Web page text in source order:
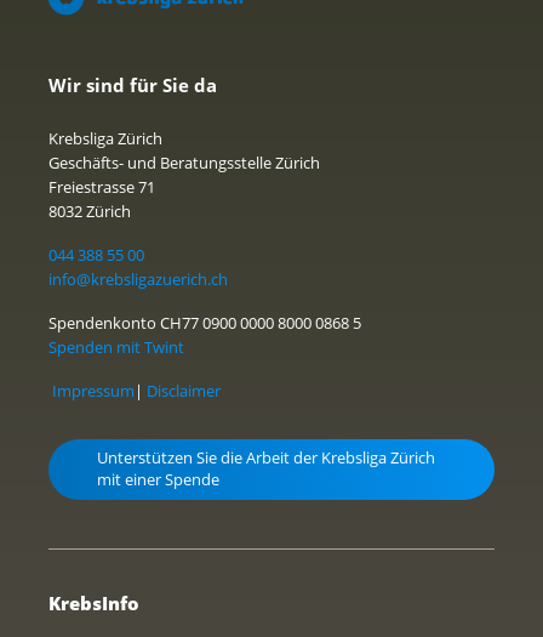
Wir sind für Sie da
Krebsliga Zürich
Geschäfts- und Beratungsstelle Zürich
Freiestrasse 71
8032 Zürich
044 388 55 00
info@krebsligazuerich.ch
Spendenkonto CH77 0900 0000 8000 0868 5
Spenden mit Twint
Impressum | Disclaimer
Unterstützen Sie die Arbeit der Krebsliga Zürich
mit einer Spende
KrebsInfo